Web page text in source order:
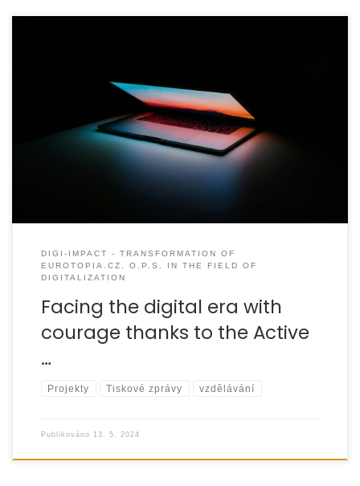
At the end of April, we finished the project „DIGI-IMPACT –
Transformation of EUROTOPIA.CZ, o.p.s. in the field of
digitalization“,
DIGI-IMPACT - TRANSFORMATION OF
EUROTOPIA.CZ, O.P.S. IN THE FIELD OF
DIGITALIZATION
Facing the digital era with
courage thanks to the Active
…
Projekty Tiskové zprávy vzdělávání
Publikováno 13. 5. 2024